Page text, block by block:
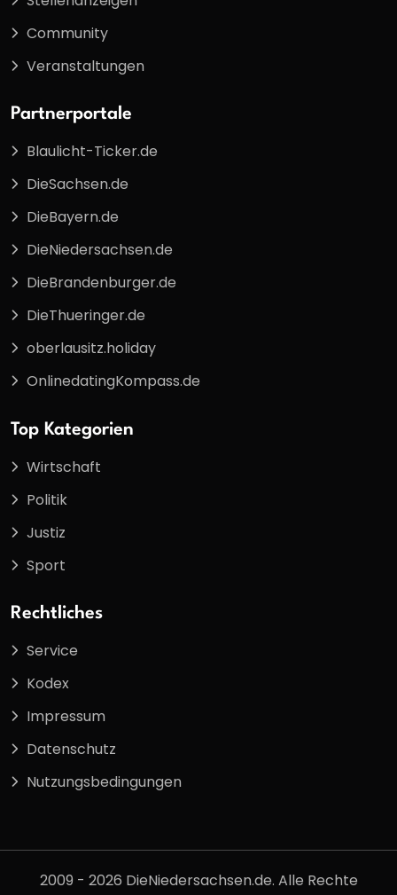
Community
Veranstaltungen
Partnerportale
Blaulicht-Ticker.de
DieSachsen.de
DieBayern.de
DieNiedersachsen.de
DieBrandenburger.de
DieThueringer.de
oberlausitz.holiday
OnlinedatingKompass.de
Top Kategorien
Wirtschaft
Politik
Justiz
Sport
Rechtliches
Service
Kodex
Impressum
Datenschutz
Nutzungsbedingungen
2009 - 2026 DieNiedersachsen.de. Alle Rechte